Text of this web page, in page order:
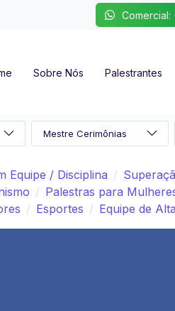
Comercial:
Sobre Nós Palestrantes
Equipe / Disciplina
Palestras para
Esportes Equipe de